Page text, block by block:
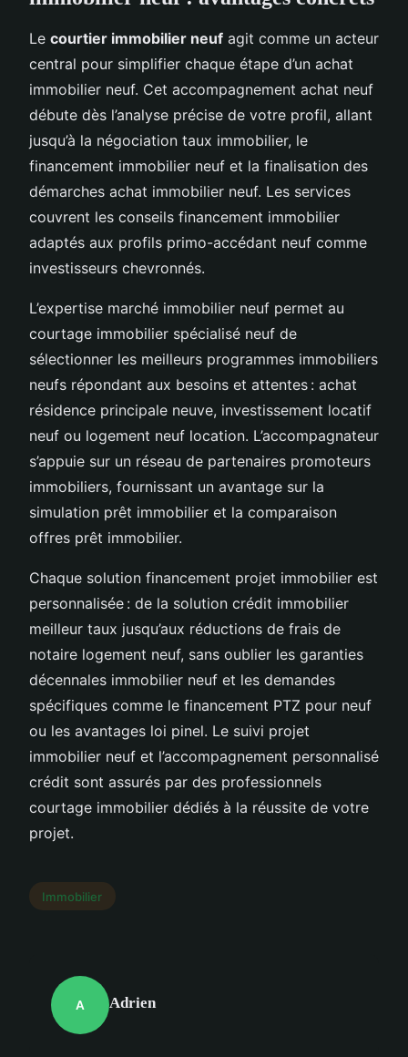
Le courtier immobilier neuf agit comme un acteur
central pour simplifier chaque étape d’un achat
immobilier neuf. Cet accompagnement achat neuf
débute dès l’analyse précise de votre profil, allant
jusqu’à la négociation taux immobilier, le
financement immobilier neuf et la finalisation des
démarches achat immobilier neuf. Les services
couvrent les conseils financement immobilier
adaptés aux profils primo-accédant neuf comme
investisseurs chevronnés.
L’expertise marché immobilier neuf permet au
courtage immobilier spécialisé neuf de
sélectionner les meilleurs programmes immobiliers
neufs répondant aux besoins et attentes : achat
résidence principale neuve, investissement locatif
neuf ou logement neuf location. L’accompagnateur
s’appuie sur un réseau de partenaires promoteurs
immobiliers, fournissant un avantage sur la
simulation prêt immobilier et la comparaison
offres prêt immobilier.
Chaque solution financement projet immobilier est
personnalisée : de la solution crédit immobilier
meilleur taux jusqu’aux réductions de frais de
notaire logement neuf, sans oublier les garanties
décennales immobilier neuf et les demandes
spécifiques comme le financement PTZ pour neuf
ou les avantages loi pinel. Le suivi projet
immobilier neuf et l’accompagnement personnalisé
crédit sont assurés par des professionnels
courtage immobilier dédiés à la réussite de votre
projet.
Immobilier
A Adrien